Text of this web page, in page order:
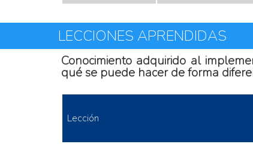
LECCIONES APRENDIDAS
Conocimiento adquirido al
qué se puede hacer de forma
Lección